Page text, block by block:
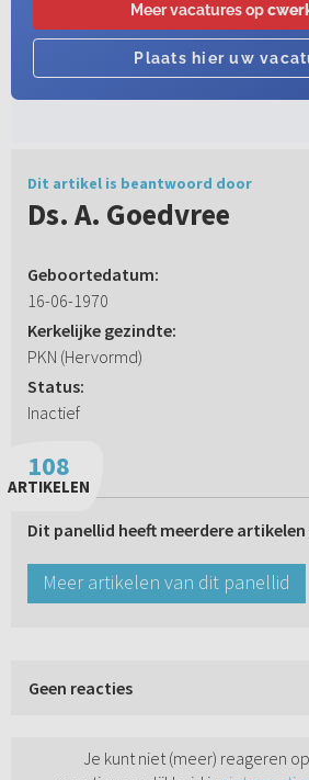
Dit artikel is beantwoord door
Ds. A. Goedvree
Geboortedatum:
16-06-1970
Kerkelijke gezindte:
PKN (Hervormd)
Status:
Inactief
108
ARTIKELEN
Dit panellid heeft meerdere artikelen
Meer artikelen van dit panellid
Geen reacties
Je kunt niet (meer) reageren